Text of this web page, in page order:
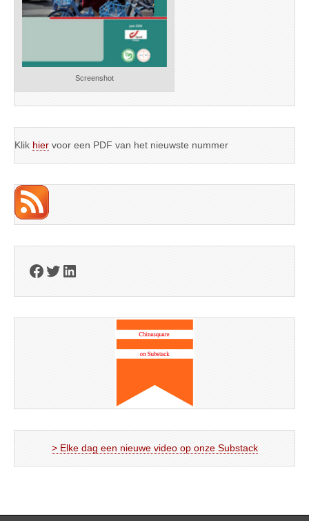
Screenshot
Klik hier voor een PDF van het nieuwste nummer
Facebook
Twitter
LinkedIn
> Elke dag een nieuwe video op onze Substack